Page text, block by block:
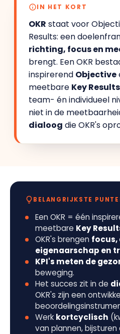
IN HET KORT
OKR staat voor
Results: een
richting, focus en
brengt. Een OKR
inspirerend Objective
meetbare Key Results
team- én individueel
niet in de
dialoog die OKR's
BELANGRIJKSTE
Een OKR = één
meetbare Key
OKR's brengen
eigenaarschap en
KPI's meten de
beweging.
Het succes zit in de
OKR's zijn een
Werk kortcyclisch
van plannen,